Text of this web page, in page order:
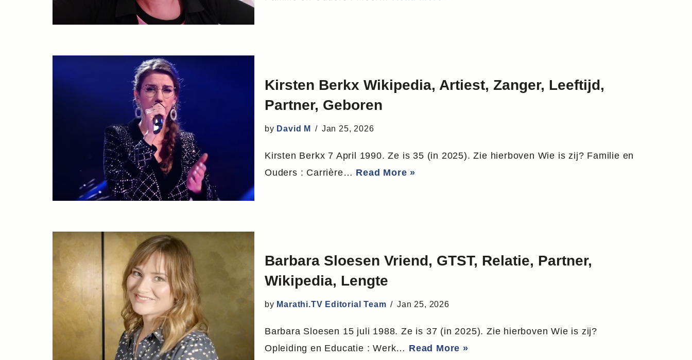
Kirsten Berkx Wikipedia, Artiest, Zanger, Leeftijd,
Partner, Geboren
by David M Jan 25, 2026
Kirsten Berkx 7 April 1990. Ze is 35 (in 2025). Zie hierboven Wie is zij? Familie en
Ouders : Carrière… Read More »
Barbara Sloesen Vriend, GTST, Relatie, Partner,
Wikipedia, Lengte
by Marathi.TV Editorial Team Jan 25, 2026
Barbara Sloesen 15 juli 1988. Ze is 37 (in 2025). Zie hierboven Wie is zij?
Opleiding en Educatie : Werk… Read More »